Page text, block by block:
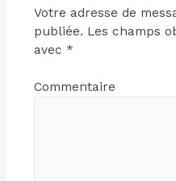
Votre adresse de
publiée. Les champs
avec *
Commentaire